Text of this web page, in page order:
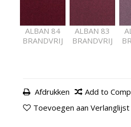
ALBAN 84
BRANDVRIJ
ALBAN 83
BRANDVRIJ
Afdrukken
Add to
Toevoegen aan Verlanglijst